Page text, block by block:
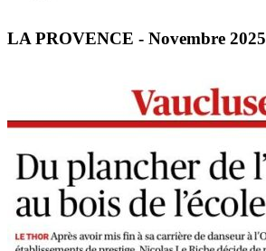
LA PROVENCE - Novembre 2025